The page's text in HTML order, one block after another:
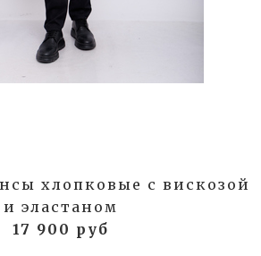
хлопковые с вискозой
и эластаном
17 900 руб